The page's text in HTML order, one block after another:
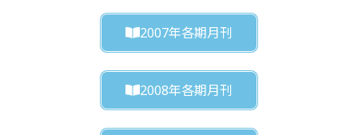
2007年各期月刊
2008年各期月刊